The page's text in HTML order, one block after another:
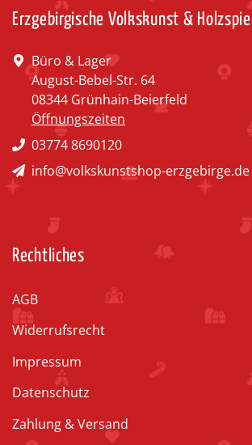
Erzgebirgische Volkskunst &
Büro & Lager
August-Bebel-Str. 64
08344 Grünhain-Beierfeld
Öffnungszeiten
03774 8690120
info@volkskunstshop-erzgebirge.de
Rechtliches
AGB
Widerrufsrecht
Impressum
Datenschutz
Zahlung & Versand